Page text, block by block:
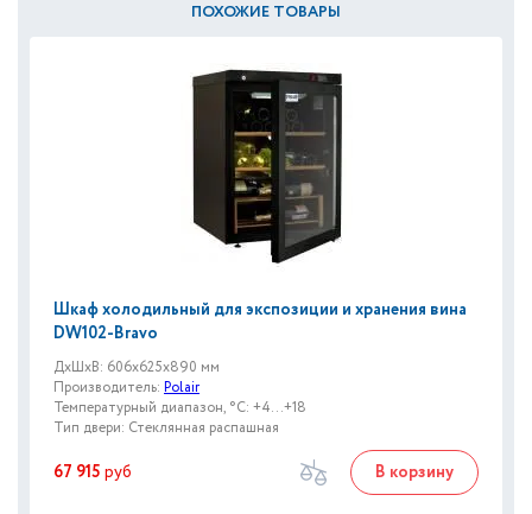
ПОХОЖИЕ ТОВАРЫ
Шкаф холодильный для экспозиции и хранения вина
DW102-Bravo
ДxШxВ: 606x625x890 мм
Производитель: Polair
Температурный диапазон, °C: +4...+18
Тип двери: Стеклянная распашная
67 915 руб В корзину